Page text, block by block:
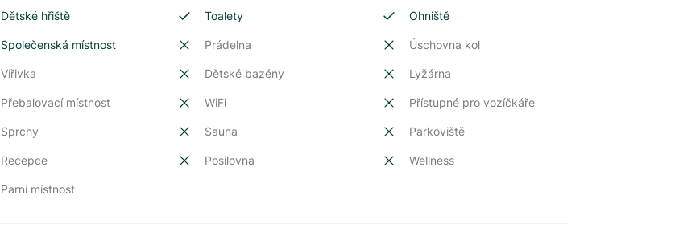
Dětské hřiště Toalety Ohniště
Společenská místnost Prádelna Úschovna kol
Vířivka Dětské bazény Lyžárna
Přebalovací místnost WiFi Přístupné pro vozíčkáře
Sprchy Sauna Parkoviště
Recepce Posilovna Wellness
Parní místnost